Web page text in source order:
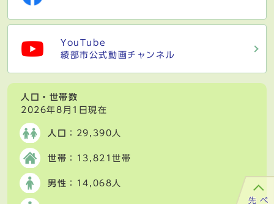
YouTube
綾部市公式動画チャンネル
人口・世帯数
2026年8月1日現在
人口 ：29,390人
世帯 ：13,821世帯
男性 ：14,068人